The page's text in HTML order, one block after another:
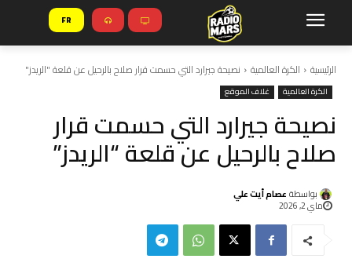
FR
الرئيسية الكرة العالمية نصيحة جيرارد التي حسمت قرار صلاح بالرحيل عن قلعة "الريدز"
الكرة العالمية غلاف الموقع
نصيحة جيرارد التي حسمت قرار
صلاح بالرحيل عن قلعة “الريدز”
بواسطة عصام أيت علي
ماي 2, 2026